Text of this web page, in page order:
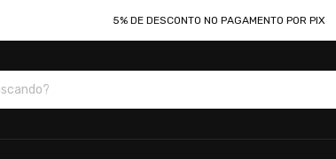
5% DE DESCONTO NO PAGAMENTO POR PIX